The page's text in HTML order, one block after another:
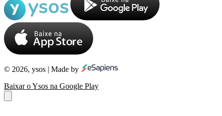
© 2026, ysos | Made by
Baixar o Ysos na Google Play